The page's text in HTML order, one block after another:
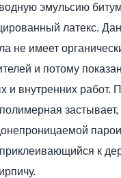
эмульсию
латекс.
не имеет
и потому
и внутренних работ.
застывает,
к